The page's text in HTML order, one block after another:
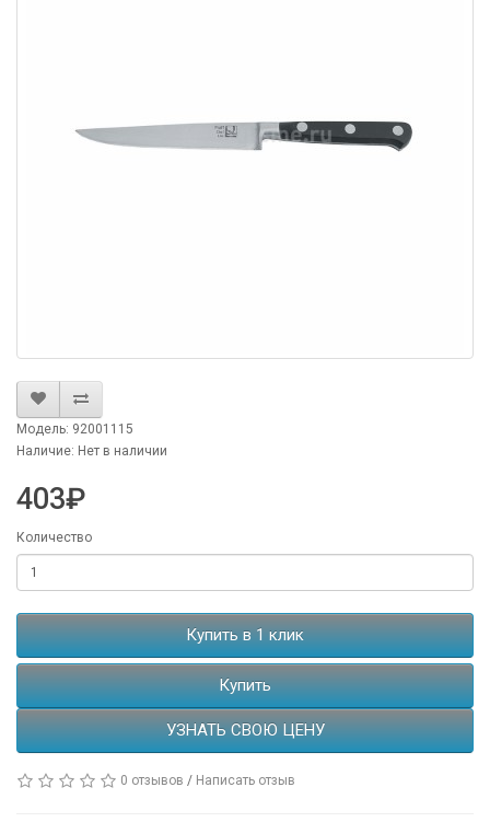
Модель: 92001115
Наличие: Нет в наличии
403₽
Количество
Купить в 1 клик
Купить
УЗНАТЬ СВОЮ ЦЕНУ
0 отзывов / Написать отзыв